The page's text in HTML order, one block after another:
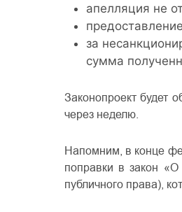
апелляция не
за
сумма
Законопроект будет
через неделю.
Напомним, в конце
поправки в закон
публичного права),